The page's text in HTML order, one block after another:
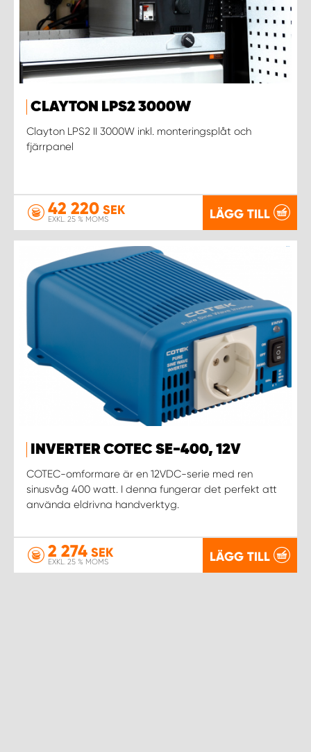
CLAYTON LPS2 3000W
Clayton LPS2 II 3000W inkl. monteringsplåt och
fjärrpanel
42 220 SEK
EXKL. 25 % MOMS LÄGG TILL
INVERTER COTEC SE-400, 12V
COTEC-omformare är en 12VDC-serie med ren
sinusvåg 400 watt. I denna fungerar det perfekt att
använda eldrivna handverktyg.
2 274 SEK
EXKL. 25 % MOMS LÄGG TILL